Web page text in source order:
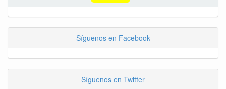
Síguenos en Facebook
Síguenos en Twitter